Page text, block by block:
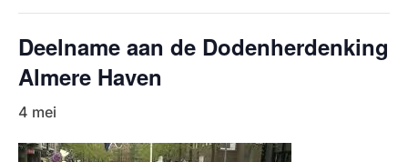
Deelname aan de Dodenherdenking
Almere Haven
4 mei